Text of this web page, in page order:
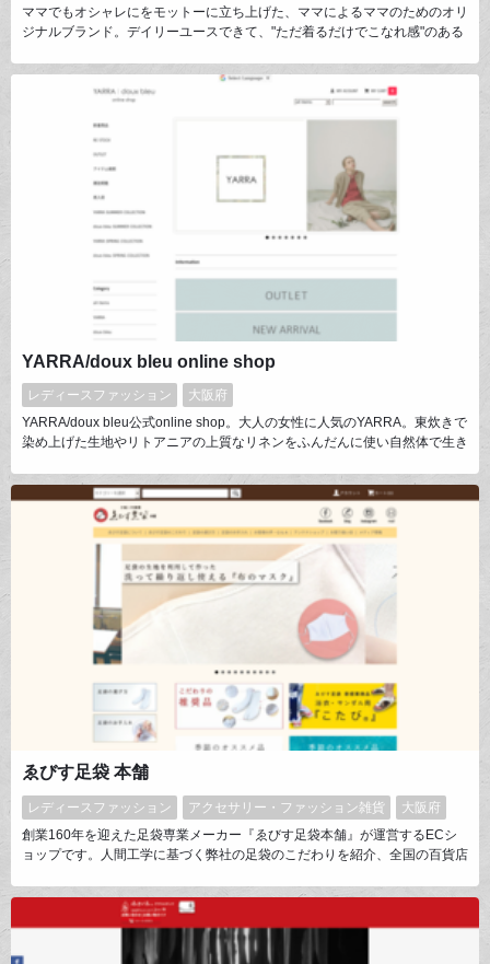
ママでもオシャレにをモットーに立ち上げた、ママによるママのためのオリ
ジナルブランド。デイリーユースできて、"ただ着るだけでこなれ感"のある
YARRA/doux bleu online shop
レディースファッション
大阪府
YARRA/doux bleu公式online shop。大人の女性に人気のYARRA。東炊きで
染め上げた生地やリトアニアの上質なリネンをふんだんに使い自然体で生き
カジュアルウェア”doux bleuでは普遍的なアイテムをベースに素材やシルエ
ットをシーズン毎のバランスで展開。
ゑびす足袋 本舗
レディースファッション アクセサリー・ファッション雑貨
大阪府
創業160年を迎えた足袋専業メーカー『ゑびす足袋本舗』が運営するECシ
ョップです。人間工学に基づく弊社の足袋のこだわりを紹介、全国の百貨店
のアーチがなくなり体のバランスが崩れている人が多くなっているので、足
の本来の機能を復活させるようにアシストし、健康＆オシャレを楽しめる
『こたび』を開発。2019年グッドデザイン賞を受賞。